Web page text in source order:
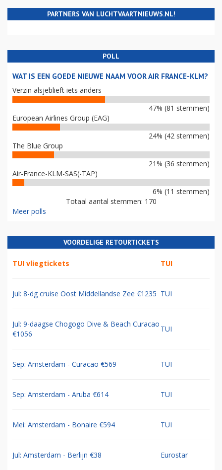
PARTNERS VAN LUCHTVAARTNIEUWS.NL!
POLL
WAT IS EEN GOEDE NIEUWE NAAM VOOR AIR FRANCE-KLM?
Verzin alsjeblieft iets anders
47% (81 stemmen)
European Airlines Group (EAG)
24% (42 stemmen)
The Blue Group
21% (36 stemmen)
Air-France-KLM-SAS(-TAP)
6% (11 stemmen)
Totaal aantal stemmen: 170
Meer polls
VOORDELIGE RETOURTICKETS
TUI vliegtickets TUI
Jul: 8-dg cruise Oost Middellandse Zee €1235 TUI
Jul: 9-daagse Chogogo Dive & Beach Curacao
€1056
TUI
Sep: Amsterdam - Curacao €569 TUI
Sep: Amsterdam - Aruba €614 TUI
Mei: Amsterdam - Bonaire €594 TUI
Jul: Amsterdam - Berlijn €38 Eurostar